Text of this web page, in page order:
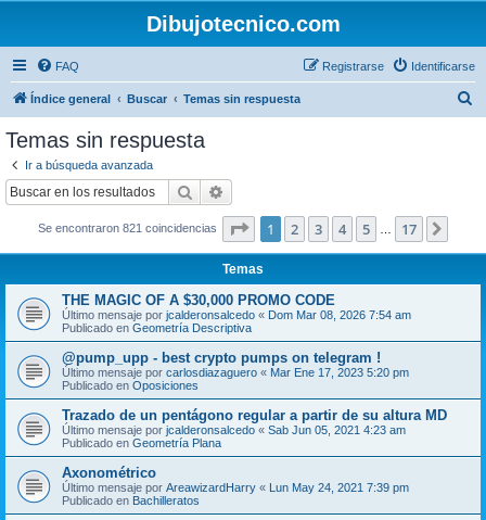
Dibujotecnico.com
FAQ Identificarse
Registrarse
Índice general Buscar Temas sin respuesta
Temas sin respuesta
Ir a búsqueda avanzada
Buscar
Se encontraron 821 coincidencias Página de 17
1 2 3 4 5 17
Temas
THE MAGIC OF A $30,000 PROMO CODE
Último mensaje por jcalderonsalcedo « Dom Mar 08, 2026 7:54 am
Publicado en Geometría Descriptiva
@pump_upp - best crypto pumps on telegram !
Último mensaje por carlosdiazaguero « Mar Ene 17, 2023 5:20 pm
Publicado en Oposiciones
Trazado de un pentágono regular a partir de su altura MD
Último mensaje por jcalderonsalcedo « Sab Jun 05, 2021 4:23 am
Publicado en Geometría Plana
Axonométrico
Último mensaje por AreawizardHarry « Lun May 24, 2021 7:39 pm
Publicado en Bachilleratos